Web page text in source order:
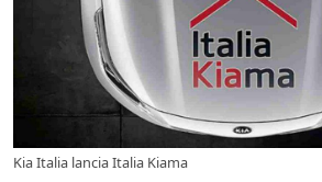
Kia Italia lancia Italia Kiama